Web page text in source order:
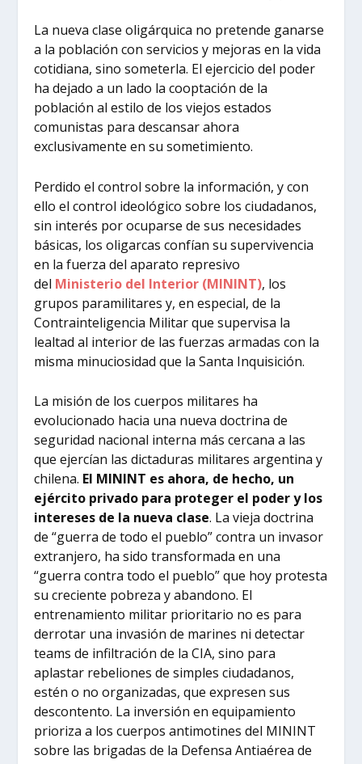
La nueva clase oligárquica no pretende ganarse
a la población con servicios y mejoras en la vida
cotidiana, sino someterla. El ejercicio del poder
ha dejado a un lado la cooptación de la
población al estilo de los viejos estados
comunistas para descansar ahora
exclusivamente en su sometimiento.
Perdido el control sobre la información, y con
ello el control ideológico sobre los ciudadanos,
sin interés por ocuparse de sus necesidades
básicas, los oligarcas confían su supervivencia
en la fuerza del aparato represivo
del Ministerio del Interior (MININT), los
grupos paramilitares y, en especial, de la
Contrainteligencia Militar que supervisa la
lealtad al interior de las fuerzas armadas con la
misma minuciosidad que la Santa Inquisición.
La misión de los cuerpos militares ha
evolucionado hacia una nueva doctrina de
seguridad nacional interna más cercana a las
que ejercían las dictaduras militares argentina y
chilena. El MININT es ahora, de hecho, un
ejército privado para proteger el poder y los
intereses de la nueva clase. La vieja doctrina
de “guerra de todo el pueblo” contra un invasor
extranjero, ha sido transformada en una
“guerra contra todo el pueblo” que hoy protesta
su creciente pobreza y abandono. El
entrenamiento militar prioritario no es para
derrotar una invasión de marines ni detectar
teams de infiltración de la CIA, sino para
aplastar rebeliones de simples ciudadanos,
estén o no organizadas, que expresen sus
descontento. La inversión en equipamiento
prioriza a los cuerpos antimotines del MININT
sobre las brigadas de la Defensa Antiaérea de